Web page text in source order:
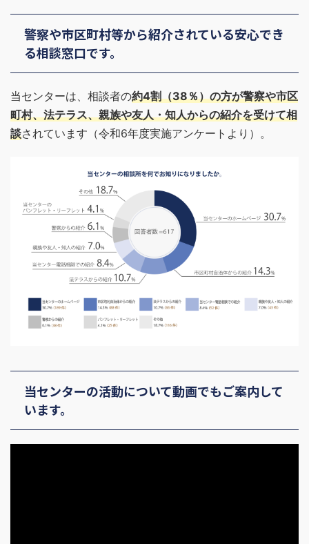
警察や市区町村等から紹介されている安心でき
る相談窓口です。
当センターは、相談者の約4割（38％）の方が警察や市区
町村、法テラス、親族や友人・知人からの紹介を受けて相
談されています（令和6年度実施アンケートより）。
当センターの活動について動画でもご案内して
います。